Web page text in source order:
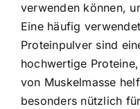
verwenden können,
Eine häufig
Proteinpulver sind
hochwertige
von Muskelmasse
besonders nützlich